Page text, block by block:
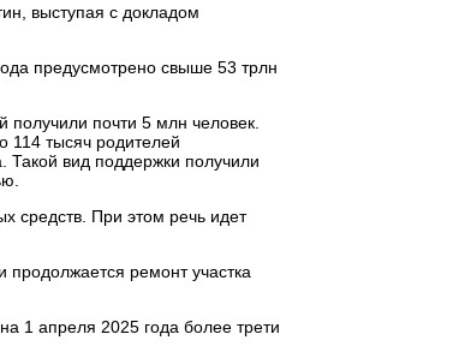
выступая с докладом
предусмотрено свыше 53 трлн
почти 5 млн человек.
114 тысяч родителей
Такой вид поддержки получили
средств. При этом речь идет
продолжается ремонт участка
1 апреля 2025 года более трети